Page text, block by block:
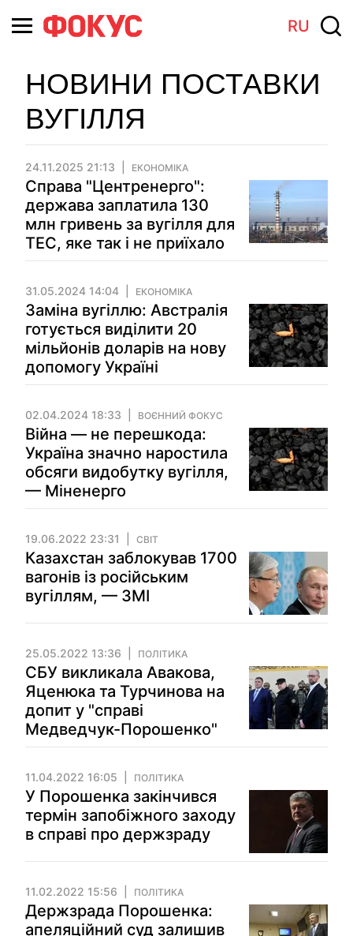
RU
НОВИНИ ПОСТАВКИ
ВУГІЛЛЯ
24.11.2025 21:13 ЕКОНОМІКА
Справа "Центренерго":
держава заплатила 130
млн гривень за вугілля для
ТЕС, яке так і не приїхало
31.05.2024 14:04 ЕКОНОМІКА
Заміна вугіллю: Австралія
готується виділити 20
мільйонів доларів на нову
допомогу Україні
02.04.2024 18:33 ВОЄННИЙ ФОКУС
Війна — не перешкода:
Україна значно наростила
обсяги видобутку вугілля,
— Міненерго
19.06.2022 23:31 СВІТ
Казахстан заблокував 1700
вагонів із російським
вугіллям, — ЗМІ
25.05.2022 13:36 ПОЛІТИКА
СБУ викликала Авакова,
Яценюка та Турчинова на
допит у "справі
Медведчук-Порошенко"
11.04.2022 16:05 ПОЛІТИКА
У Порошенка закінчився
термін запобіжного заходу
в справі про держзраду
11.02.2022 15:56 ПОЛІТИКА
Держзрада Порошенка:
апеляційний суд залишив